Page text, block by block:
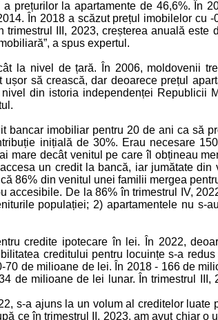
prețurilor la apartamente de 46,6%. În
În 2018 a scăzut prețul imobilelor cu
III, 2023, creșterea anuală
a spus expertul.
la nivel de țară. În 2006, moldovenii
să crească, dar deoarece prețul
din istoria independenței Republicii
imobiliar pentru 20 de ani ca să
inițială de 30%. Erau necesare
mare decât venitul pe care îl obțineau
un credit la bancă, iar jumătate
86% din venitul unei familii mergea
De la 86% în trimestrul IV,
populației; 2) apartamentele nu s-
credite ipotecare în lei. În 2022,
creditului pentru locuințe s-a
de milioane de lei. În 2018 - 166 de
de milioane de lei lunar. În trimestrul
s-a ajuns la un volum al creditelor
ce în trimestrul II, 2023, am avut chiar